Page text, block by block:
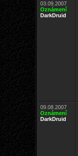
03.09.2007
Oznámení
DarkDruid
09.08.2007
Oznámení
DarkDruid